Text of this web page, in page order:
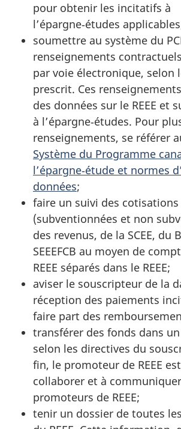
pour obtenir les incitatifs à
l’épargne‑études
soumettre au système du
renseignements
par voie électronique, selon
prescrit. Ces
des données sur le REEE et
à l’épargne‑études. Pour
renseignements, se référer
Système du Programme
l’épargne‑étude et normes
données;
faire un suivi des cotisations
(subventionnées et non
des revenus, de la SCEE, du
SEEEFCB au moyen de
REEE séparés dans le REEE;
aviser le souscripteur de la
réception des paiements
faire part des
transférer des fonds dans un
selon les directives du
fin, le promoteur de REEE
collaborer et à
promoteurs de REEE;
tenir un dossier de toutes